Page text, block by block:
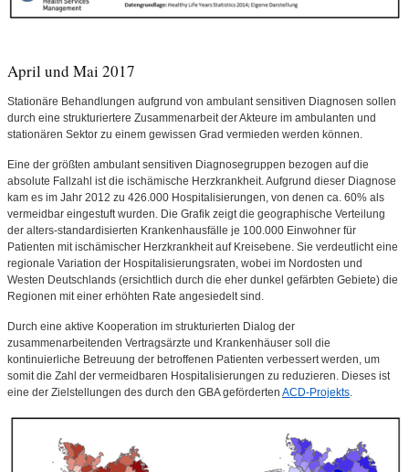
April und Mai 2017
Stationäre Behandlungen aufgrund von ambulant sensitiven Diagnosen sollen
durch eine strukturiertere Zusammenarbeit der Akteure im ambulanten und
stationären Sektor zu einem gewissen Grad vermieden werden können.
Eine der größten ambulant sensitiven Diagnosegruppen bezogen auf die
absolute Fallzahl ist die ischämische Herzkrankheit. Aufgrund dieser Diagnose
kam es im Jahr 2012 zu 426.000 Hospitalisierungen, von denen ca. 60% als
vermeidbar eingestuft wurden. Die Grafik zeigt die geographische Verteilung
der alters-standardisierten Krankenhausfälle je 100.000 Einwohner für
Patienten mit ischämischer Herzkrankheit auf Kreisebene. Sie verdeutlicht eine
regionale Variation der Hospitalisierungsraten, wobei im Nordosten und
Westen Deutschlands (ersichtlich durch die eher dunkel gefärbten Gebiete) die
Regionen mit einer erhöhten Rate angesiedelt sind.
Durch eine aktive Kooperation im strukturierten Dialog der
zusammenarbeitenden Vertragsärzte und Krankenhäuser soll die
kontinuierliche Betreuung der betroffenen Patienten verbessert werden, um
somit die Zahl der vermeidbaren Hospitalisierungen zu reduzieren. Dieses ist
eine der Zielstellungen des durch den GBA geförderten ACD-Projekts.